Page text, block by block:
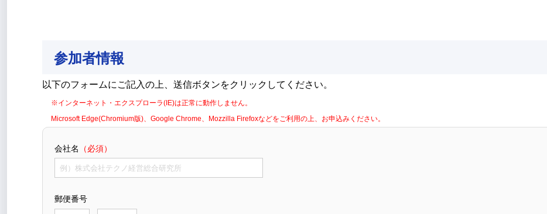
参加者情報
以下のフォームにご記入の上、送信ボタンをクリックしてください。
※インターネット・エクスプローラ(IE)は正常に動作しません。
Microsoft Edge(Chromium版)、Google Chrome、Mozzilla Firefoxなどをご利用の上、お申込みください。
会社名 （必須）
郵便番号